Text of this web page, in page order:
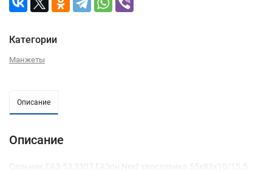
Категории
Манжеты
Описание
Описание
Сальник ГАЗ-53,3307,ГАЗон Next хвостовика 55х82х10/15.5